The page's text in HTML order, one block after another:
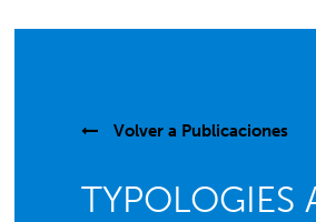
Volver a Publicaciones
TYPOLOGIES